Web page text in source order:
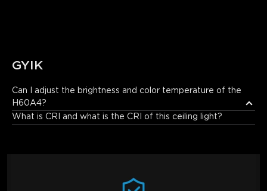
GYIK
Can I adjust the brightness and color temperature of the
H60A4?
Absolutely. Through Govee Home App, you can seamlessly dim
the brightness from 1% to 100% and adjust the color
What is CRI and what is the CRI of this ceiling light?